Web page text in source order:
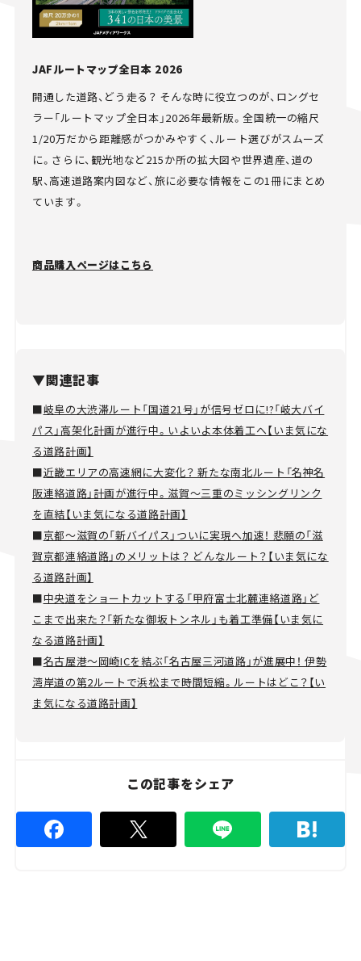
JAFルートマップ全日本 2026
開通した道路、どう走る？ そんな時に役立つのが、ロングセ
ラー「ルートマップ全日本」2026年最新版。全国統一の縮尺
1/20万だから距離感がつかみやすく、ルート選びがスムーズ
に。さらに、観光地など215か所の拡大図や世界遺産、道の
駅、高速道路案内図など、旅に必要な情報をこの1冊にまとめ
ています。
商品購入ページはこちら
▼関連記事
■岐阜の大渋滞ルート「国道21号」が信号ゼロに!?「岐大バイ
パス」高架化計画が進行中。いよいよ本体着工へ【いま気にな
る道路計画】
■近畿エリアの高速網に大変化？ 新たな南北ルート「名神名
阪連絡道路」計画が進行中。滋賀～三重のミッシングリンク
を直結【いま気になる道路計画】
■京都～滋賀の「新バイパス」ついに実現へ加速！ 悲願の「滋
賀京都連絡道路」のメリットは？ どんなルート？【いま気にな
る道路計画】
■中央道をショートカットする「甲府富士北麓連絡道路」ど
こまで出来た？「新たな御坂トンネル」も着工準備【いま気に
なる道路計画】
■名古屋港～岡崎ICを結ぶ「名古屋三河道路」が進展中！ 伊勢
湾岸道の第2ルートで浜松まで時間短縮。ルートはどこ？【い
ま気になる道路計画】
この記事をシェア